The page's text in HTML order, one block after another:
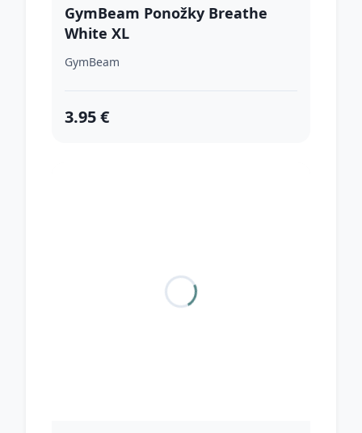
GymBeam Ponožky Breathe
White XL
GymBeam
3.95 €